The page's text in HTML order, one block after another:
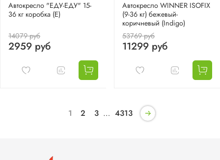
Автокресло "ЕДУ-ЕДУ" 15-
36 кг коробка (Е)
14079 руб
2959 руб
Автокресло WINNER ISOFIX
(9-36 кг) бежевый-
коричневый (Indigo)
53769 руб
11299 руб
1 2 3 … 4313